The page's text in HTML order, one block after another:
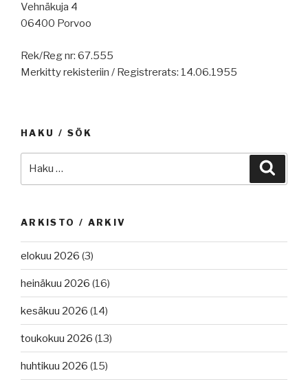
Vehnäkuja 4
06400 Porvoo
Rek/Reg nr: 67.555
Merkitty rekisteriin / Registrerats: 14.06.1955
HAKU / SÖK
ARKISTO / ARKIV
elokuu 2026 (3)
heinäkuu 2026 (16)
kesäkuu 2026 (14)
toukokuu 2026 (13)
huhtikuu 2026 (15)